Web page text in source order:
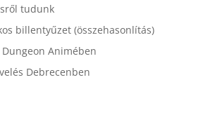
tudunk
billentyűzet (összehasonlítás)
Animében
Debrecenben